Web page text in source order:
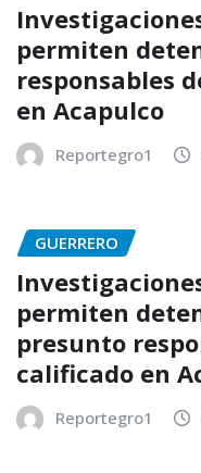
permiten
responsables
en Acapulco
Reportegro1
GUERRERO
permiten
presunto
calificado en
Reportegro1